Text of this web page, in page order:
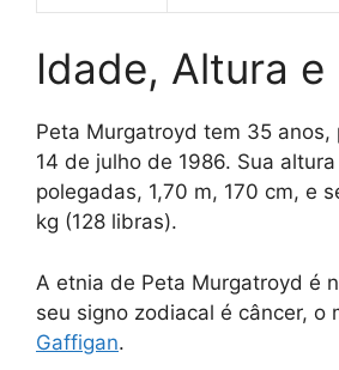
Idade, Altura e
Peta Murgatroyd tem 35 anos,
14 de julho de 1986. Sua
polegadas, 1,70 m, 170 cm, e
kg (128 libras).
A etnia de Peta Murgatroyd é
seu signo zodiacal é câncer, o
Gaffigan.